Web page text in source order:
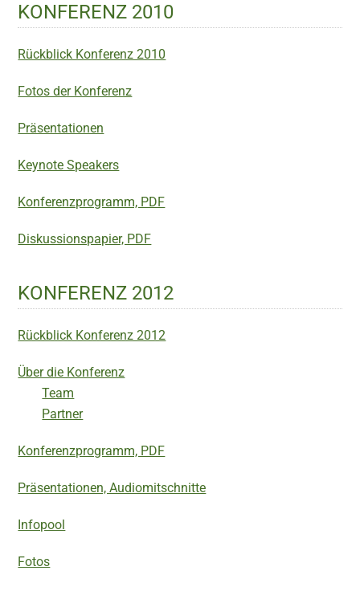
KONFERENZ 2010
Rückblick Konferenz 2010
Fotos der Konferenz
Präsentationen
Keynote Speakers
Konferenzprogramm, PDF
Diskussionspapier, PDF
KONFERENZ 2012
Rückblick Konferenz 2012
Über die Konferenz
Team
Partner
Konferenzprogramm, PDF
Präsentationen, Audiomitschnitte
Infopool
Fotos